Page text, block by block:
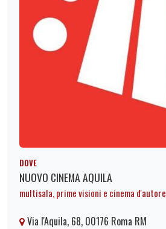
DOVE
NUOVO CINEMA AQUILA
multisala, prime visioni e cinema d'autore
Via l'Aquila, 68, 00176 Roma RM